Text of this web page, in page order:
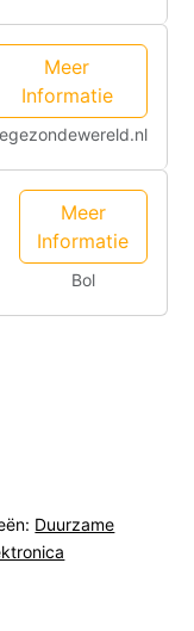
Meer
Informatie
Meer
Informatie
Bol
Duurzame